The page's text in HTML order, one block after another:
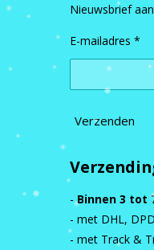
Nieuwsbrief
E-mailadres *
Verzenden
-Binnen 3 tot
- met DHL,
- met Track &